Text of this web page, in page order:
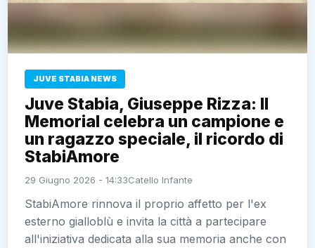
JUVE STABIA NEWS
Juve Stabia, Giuseppe Rizza: Il
Memorial celebra un campione e
un ragazzo speciale, il ricordo di
StabiAmore
29 Giugno 2026 - 14:33Catello Infante
StabiAmore rinnova il proprio affetto per l'ex
esterno gialloblù e invita la città a partecipare
all'iniziativa dedicata alla sua memoria anche con